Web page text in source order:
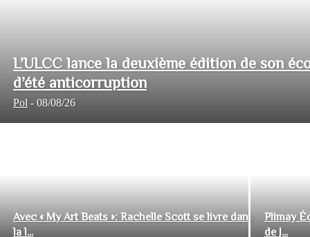
L’ULCC lance la deuxième édition de son
d’été anticorruption
Pol - 08/08/26
Avec « My Art Beats »: Rachelle Scott se livre dans
la l...
Plimay
de J...